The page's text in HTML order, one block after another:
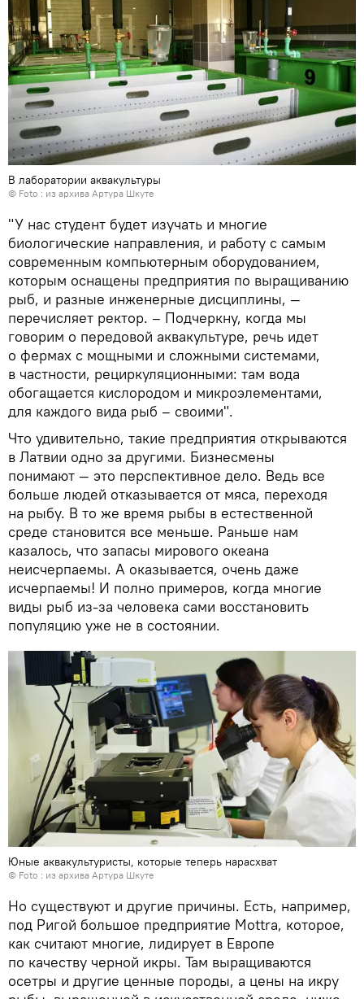
В лаборатории аквакультуры
© Foto : из архива Артура Шкуте
"У нас студент будет изучать и многие
биологические направления, и работу с самым
современным компьютерным оборудованием,
которым оснащены предприятия по выращиванию
рыб, и разные инженерные дисциплины, —
перечисляет ректор. – Подчеркну, когда мы
говорим о передовой аквакультуре, речь идет
о фермах с мощными и сложными системами,
в частности, рециркуляционными: там вода
обогащается кислородом и микроэлементами,
для каждого вида рыб – своими".
Что удивительно, такие предприятия открываются
в Латвии одно за другими. Бизнесмены
понимают — это перспективное дело. Ведь все
больше людей отказывается от мяса, переходя
на рыбу. В то же время рыбы в естественной
среде становится все меньше. Раньше нам
казалось, что запасы мирового океана
неисчерпаемы. А оказывается, очень даже
исчерпаемы! И полно примеров, когда многие
виды рыб из-за человека сами восстановить
популяцию уже не в состоянии.
Юные аквакультуристы, которые теперь нарасхват
© Foto : из архива Артура Шкуте
Но существуют и другие причины. Есть, например,
под Ригой большое предприятие Mottra, которое,
как считают многие, лидирует в Европе
по качеству черной икры. Там выращиваются
осетры и другие ценные породы, а цены на икру